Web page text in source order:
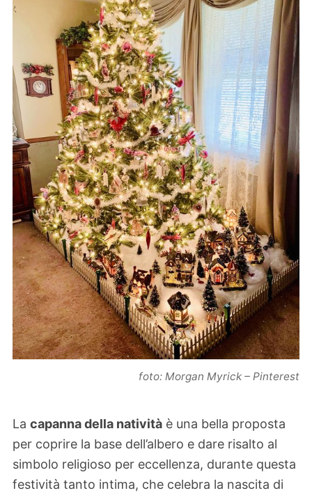
foto: Morgan Myrick – Pinterest
La capanna della natività è una bella proposta
per coprire la base dell’albero e dare risalto al
simbolo religioso per eccellenza, durante questa
festività tanto intima, che celebra la nascita di